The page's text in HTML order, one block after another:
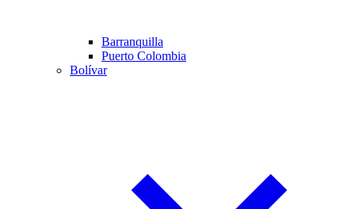
Barranquilla
Puerto Colombia
Bolívar